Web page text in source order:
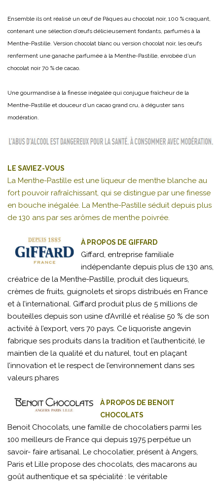
Ensemble ils ont réalisé un œuf de Pâques au chocolat noir, 100 % craquant,
contenant une sélection d’œufs délicieusement fondants, parfumés à la
Menthe-Pastille. Version chocolat blanc ou version chocolat noir, les œufs
renferment une ganache parfumée à la Menthe-Pastille, enrobée d’un
chocolat noir 70 % de cacao.
Une gourmandise à la finesse inégalée qui conjugue fraîcheur de la
Menthe-Pastille et douceur d’un cacao grand cru, à déguster sans
modération.
LE SAVIEZ-VOUS
La Menthe-Pastille est une liqueur de menthe blanche au
fort pouvoir rafraîchissant, qui se distingue par une finesse
en bouche inégalée. La Menthe-Pastille séduit depuis plus
de 130 ans par ses arômes de menthe poivrée.
À PROPOS DE GIFFARD
Giffard, entreprise familiale
indépendante depuis plus de 130 ans,
créatrice de la Menthe-Pastille, produit des liqueurs,
crèmes de fruits, guignolets et sirops distribués en France
et à l’international. Giffard produit plus de 5 millions de
bouteilles depuis son usine d’Avrillé et réalise 50 % de son
activité à l’export, vers 70 pays. Ce liquoriste angevin
fabrique ses produits dans la tradition et l’authenticité, le
maintien de la qualité et du naturel, tout en plaçant
l’innovation et le respect de l’environnement dans ses
valeurs phares
À PROPOS DE BENOIT
CHOCOLATS
Benoit Chocolats, une famille de chocolatiers parmi les
100 meilleurs de France qui depuis 1975 perpétue un
savoir- faire artisanal. Le chocolatier, présent à Angers,
Paris et Lille propose des chocolats, des macarons au
goût authentique et sa spécialité : le véritable